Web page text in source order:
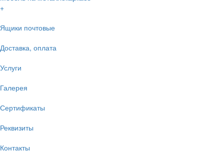
+
Ящики почтовые
Доставка, оплата
Услуги
Галерея
Сертификаты
Реквизиты
Контакты